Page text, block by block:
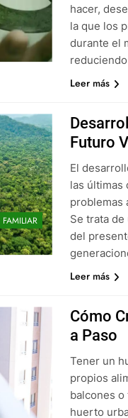
hacer,
la que los
durante el
Leer más
FAMILIAR
Futuro
El
las últimas
problemas
Se trata
del
Leer más
Cómo
a Paso
Tener un
propios
balcones
huerto